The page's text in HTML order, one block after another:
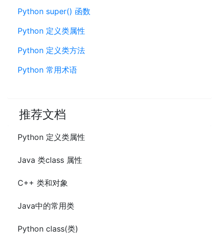
Python super() 函数
Python 定义类属性
Python 定义类方法
Python 常用术语
推荐文档
Python 定义类属性
Java 类class 属性
C++ 类和对象
Java中的常用类
Python class(类)